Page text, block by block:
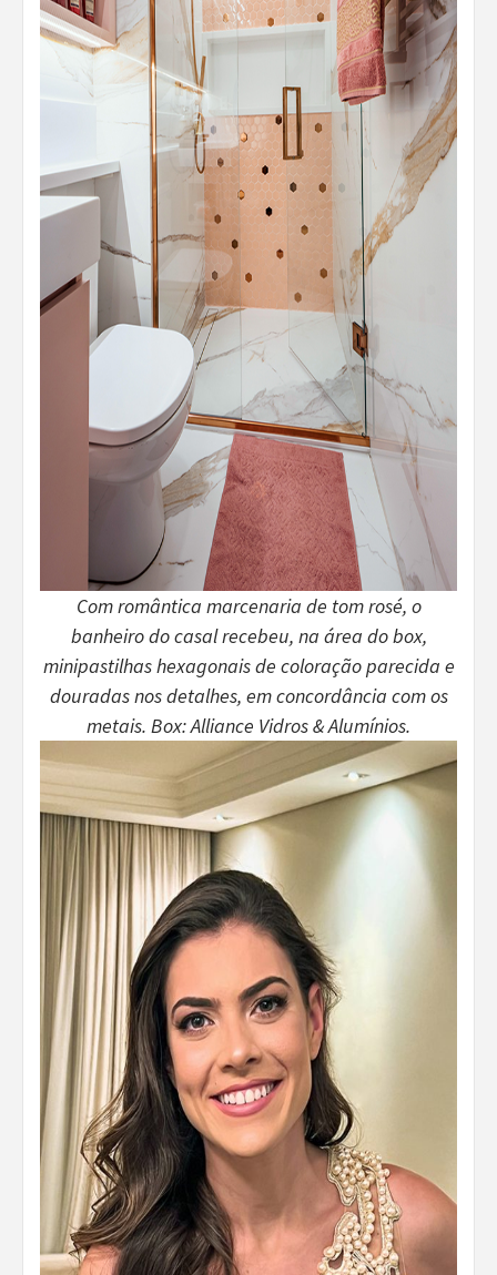
Com romântica marcenaria de tom rosé, o
banheiro do casal recebeu, na área do box,
minipastilhas hexagonais de coloração parecida e
douradas nos detalhes, em concordância com os
metais. Box: Alliance Vidros & Alumínios.